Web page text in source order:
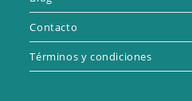
Contacto
Términos y condiciones